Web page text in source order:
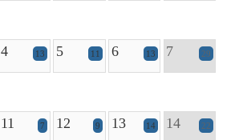
4 13 5 11 6 13 7 29
11 7 12 9 13 14 14 22